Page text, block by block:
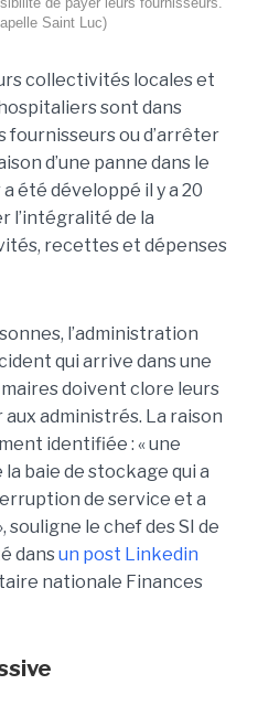
Saint Luc)
collectivités locales et
sont dans
fournisseurs ou d’arrêter
d’une panne dans le
été développé il y a 20
l’intégralité de la
recettes et dépenses
l’administration
qui arrive dans une
doivent clore leurs
administrés. La raison
identifiée : « une
la baie de stockage qui a
de service et a
souligne le chef des SI de
dansun post Linkedin
nationale Finances